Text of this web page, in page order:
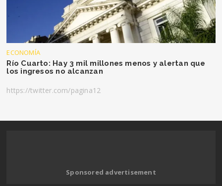
ECONOMÍA
Río Cuarto: Hay 3 mil millones menos y alertan que
los ingresos no alcanzan
https://twitter.com/pagina12
Sponsored advertisement